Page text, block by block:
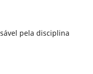
pela disciplina